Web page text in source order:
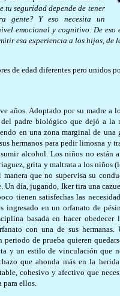
tu seguridad depende de tener
gente? Y eso necesita un
emocional y cognitivo. De
esa experiencia a los hijos, de
de edad diferentes pero
años. Adoptado por su madre a
padre biológico que dejó a la
en una zona marginal de una
hermanos para pedir limosna y
alcohol. Los niños no están
grita y maltrata a los niños
que no supervisa su
día, jugando, Iker tira una
tienen satisfechas las
ingresado en un orfanato de
basada en hacer
con una de sus
periodo de prueba quieren
y un estilo de vinculación
que ahonda más en la
cohesivo y afectivo que
para ellos.